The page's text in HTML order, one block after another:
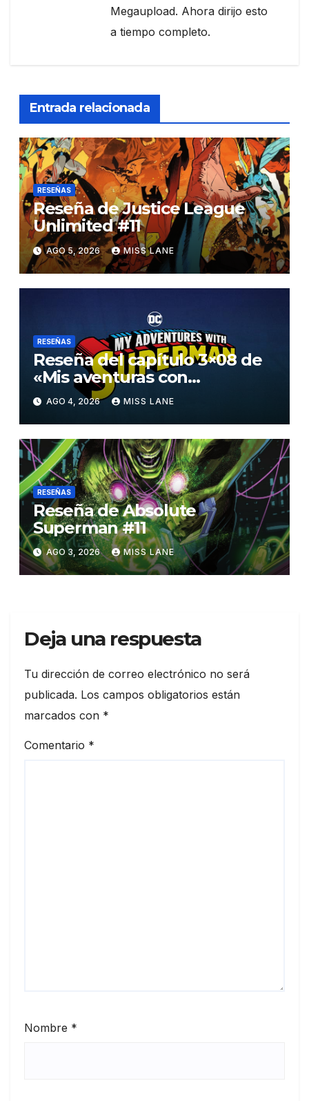
Megaupload. Ahora dirijo esto
a tiempo completo.
Entrada relacionada
RESEÑAS
Reseña de Justice League
Unlimited #11
AGO 5, 2026 MISS LANE
RESEÑAS
Reseña del capítulo 3×08 de
«Mis aventuras con
Superman»
AGO 4, 2026 MISS LANE
RESEÑAS
Reseña de Absolute
Superman #11
AGO 3, 2026 MISS LANE
Deja una respuesta
Tu dirección de correo electrónico no será
publicada. Los campos obligatorios están
marcados con *
Comentario *
Nombre *